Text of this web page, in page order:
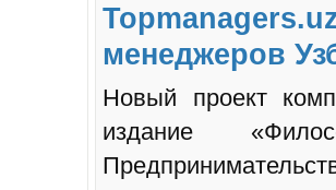
менеджеров
Новый проект
издание